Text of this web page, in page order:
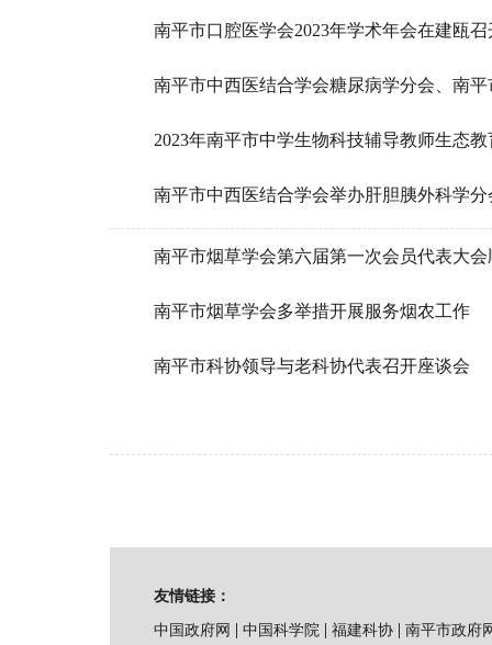
南平市口腔医学会2023年学术年会在建瓯召
南平市中西医结合学会糖尿病学分会、南
2023年南平市中学生物科技辅导教师生态
南平市中西医结合学会举办肝胆胰外科学
南平市烟草学会第六届第一次会员代表大会
南平市烟草学会多举措开展服务烟农工作
南平市科协领导与老科协代表召开座谈会
友情链接：
中国政府网 | 中国科学院 | 福建科协 | 南平市政府